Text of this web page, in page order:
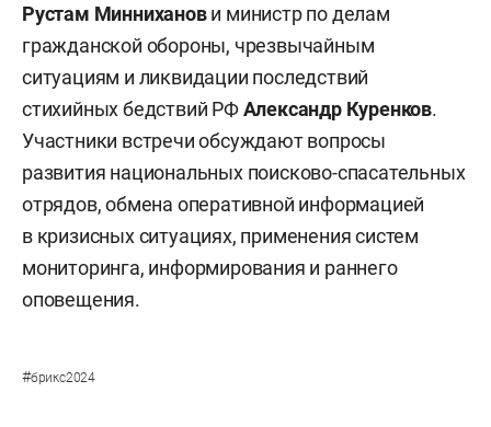
Рустам Минниханови министр по делам
гражданской обороны, чрезвычайным
ситуациям и ликвидации последствий
стихийных бедствий РФАлександр Куренков.
Участники встречи обсуждают вопросы
развития национальных поисково-спасательных
отрядов, обмена оперативной информацией
в кризисных ситуациях, применения систем
мониторинга, информирования и раннего
оповещения.
#брикс2024